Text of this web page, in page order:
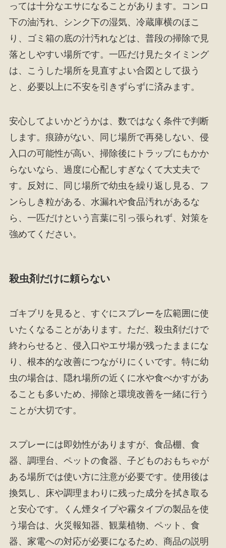
っては十分なエサになることがあります。コンロ
下の油汚れ、シンク下の湿気、冷蔵庫横のほこ
り、ゴミ箱の底の汁汚れなどは、普段の掃除で見
落としやすい場所です。一匹だけ見たタイミング
は、こうした場所を見直すよい合図として扱う
と、必要以上に不安を引きずらずに済みます。
安心してよいかどうかは、数ではなく条件で判断
します。痕跡がない、同じ場所で再発しない、侵
入口の可能性が高い、掃除後にトラップにもかか
らないなら、過度に心配しすぎなくて大丈夫で
す。反対に、同じ場所で幼虫を繰り返し見る、フ
ンらしき粒がある、水漏れや食品汚れがあるな
ら、一匹だけという言葉に引っ張られず、対策を
強めてください。
殺虫剤だけに頼らない
ゴキブリを見ると、すぐにスプレーを広範囲に使
いたくなることがあります。ただ、殺虫剤だけで
終わらせると、侵入口やエサ場が残ったままにな
り、根本的な改善につながりにくいです。特に幼
虫の場合は、隠れ場所の近くに水や食べかすがあ
ることも多いため、掃除と環境改善を一緒に行う
ことが大切です。
スプレーには即効性がありますが、食品棚、食
器、調理台、ペットの食器、子どものおもちゃが
ある場所では使い方に注意が必要です。使用後は
換気し、床や調理まわりに残った成分を拭き取る
と安心です。くん煙タイプや霧タイプの製品を使
う場合は、火災報知器、観葉植物、ペット、食
器、家電への対応が必要になるため、商品の説明